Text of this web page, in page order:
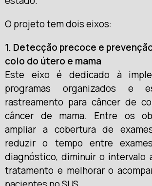
O projeto tem dois eixos:
1. Detecção precoce e
colo do útero e mama
Este eixo é dedicado à
programas organizados e
rastreamento para câncer de
câncer de mama. Entre os
ampliar a cobertura de
reduzir o tempo entre
diagnóstico, diminuir o intervalo
tratamento e melhorar o